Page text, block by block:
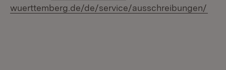
wuerttemberg.de/de/service/ausschreibungen/